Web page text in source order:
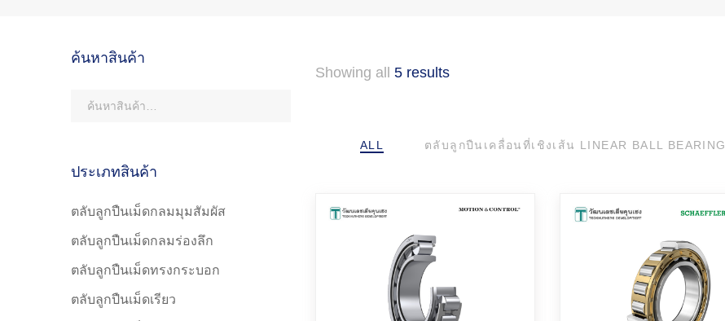
Showing all 5 results
ALL ตลับลูกปืนเคลื่อนที่เชิงเส้น LINEAR BALL BEARING
ค้นหาสินค้า
ประเภทสินค้า
ตลับลูกปืนเม็ดกลมมุมสัมผัส
ตลับลูกปืนเม็ดกลมร่องลึก
ตลับลูกปืนเม็ดทรงกระบอก
ตลับลูกปืนเม็ดเรียว